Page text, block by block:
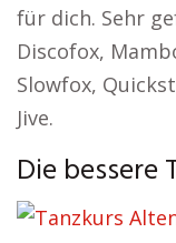
für dich. Sehr
Discofox,
Slowfox,
Jive.
Die bessere